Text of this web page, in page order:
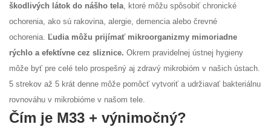
škodlivých látok do nášho tela, ktoré môžu spôsobiť chronické
ochorenia, ako sú rakovina, alergie, demencia alebo črevné
ochorenia. Ľudia môžu prijímať mikroorganizmy mimoriadne
rýchlo a efektívne cez sliznice. Okrem pravidelnej ústnej hygieny
môže byť pre celé telo prospešný aj zdravý mikrobióm v našich ústach.
5 strekov až 5 krát denne môže pomôcť vytvoriť a udržiavať bakteriálnu
rovnováhu v mikrobióme v našom tele.
Čím je M33 + výnimočný?